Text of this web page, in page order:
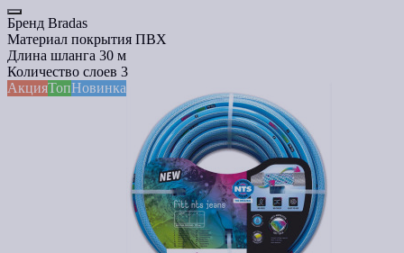
Бренд Bradas
Материал покрытия ПВХ
Длина шланга 30 м
Количество слоев 3
АкцияТопНовинка